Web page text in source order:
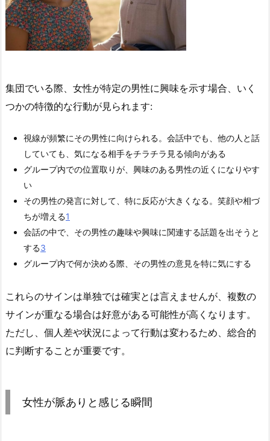
集団でいる際、女性が特定の男性に興味を示す場合、いく
つかの特徴的な行動が見られます:
視線が頻繁にその男性に向けられる。会話中でも、他の人と話
していても、気になる相手をチラチラ見る傾向がある
グループ内での位置取りが、興味のある男性の近くになりやす
い
その男性の発言に対して、特に反応が大きくなる。笑顔や相づ
ちが増える1
会話の中で、その男性の趣味や興味に関連する話題を出そうと
する3
グループ内で何か決める際、その男性の意見を特に気にする
これらのサインは単独では確実とは言えませんが、複数の
サインが重なる場合は好意がある可能性が高くなります。
ただし、個人差や状況によって行動は変わるため、総合的
に判断することが重要です。
女性が脈ありと感じる瞬間